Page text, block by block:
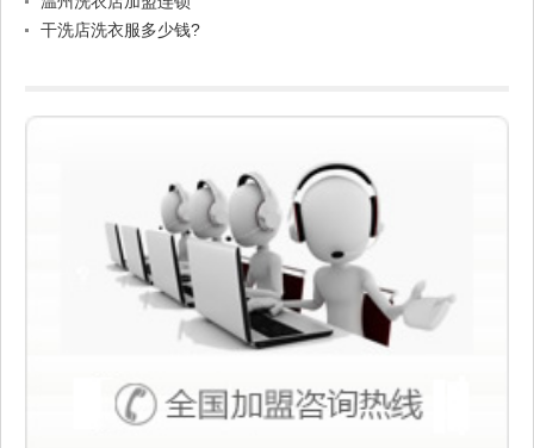
干洗店洗衣服多少钱?